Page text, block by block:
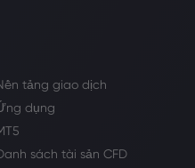
tảng giao dịch
dụng
sách tài sản CFD